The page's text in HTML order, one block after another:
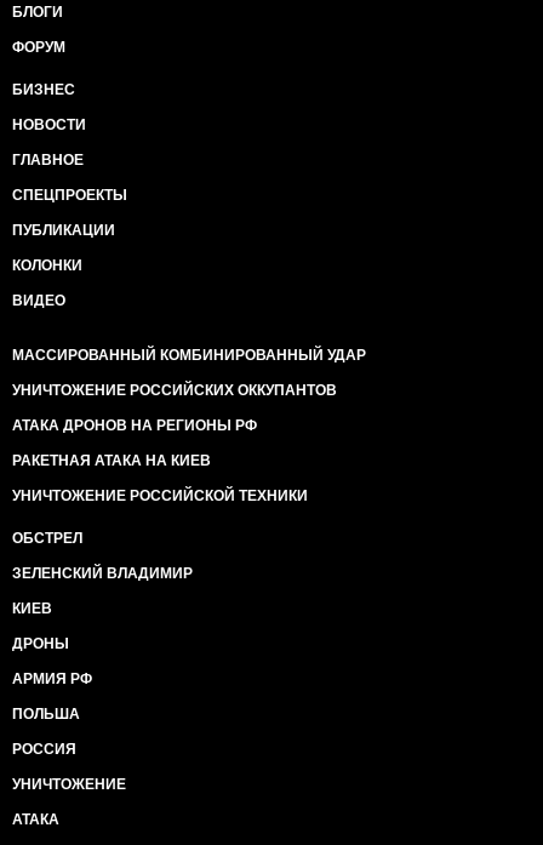
БЛОГИ
ФОРУМ
БИЗНЕС
НОВОСТИ
ГЛАВНОЕ
СПЕЦПРОЕКТЫ
ПУБЛИКАЦИИ
КОЛОНКИ
ВИДЕО
МАССИРОВАННЫЙ КОМБИНИРОВАННЫЙ УДАР
УНИЧТОЖЕНИЕ РОССИЙСКИХ ОККУПАНТОВ
АТАКА ДРОНОВ НА РЕГИОНЫ РФ
РАКЕТНАЯ АТАКА НА КИЕВ
УНИЧТОЖЕНИЕ РОССИЙСКОЙ ТЕХНИКИ
ОБСТРЕЛ
ЗЕЛЕНСКИЙ ВЛАДИМИР
КИЕВ
ДРОНЫ
АРМИЯ РФ
ПОЛЬША
РОССИЯ
УНИЧТОЖЕНИЕ
АТАКА